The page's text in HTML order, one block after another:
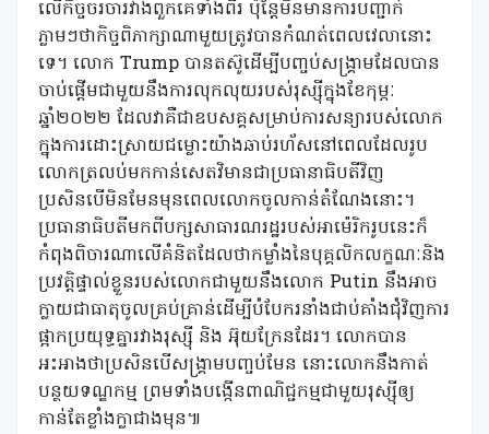
លើកិច្ចចរចារវាងពួកគេទាំងពីរ ប៉ុន្តែមិនមានការបញ្ជាក់
ភ្លាមៗថាកិច្ចពិភាក្សាណាមួយត្រូវបានកំណត់ពេលវេលានោះ
ទេ។ លោក Trump បានតស៊ូដើម្បីបញ្ចប់សង្រ្គាមដែលបាន
ចាប់ផ្តើមជាមួយនឹងការលុកលុយរបស់រុស្ស៊ីក្នុងខែកុម្ភៈ
ឆ្នាំ២០២២ ដែលវាគឺជាឧបសគ្គសម្រាប់ការសន្យារបស់លោក
ក្នុងការដោះស្រាយជម្លោះយ៉ាងឆាប់រហ័សនៅពេលដែលរូប
លោកត្រលប់មកកាន់សេតវិមានជាប្រធានាធិបតីវិញ
ប្រសិនបើមិនមែនមុនពេលលោកចូលកាន់តំណែងនោះ។
ប្រធានាធិបតីមកពីបក្សសាធារណរដ្ឋរបស់អាម៉េរិករូបនេះក៏
កំពុងពិចារណាលើគំនិតដែលថាកម្លាំងនៃបុគ្គលិកលក្ខណៈនិង
ប្រវត្តិផ្ទាល់ខ្លួនរបស់លោកជាមួយនឹងលោក Putin នឹងអាច
ក្លាយជាធាតុចូលគ្រប់គ្រាន់ដើម្បីបំបែករនាំងជាប់គាំងជុំវិញការ
ផ្អាកប្រយុទ្ធគ្នារវាងរុស្ស៊ី និង អ៊ុយក្រែនដែរ។ លោកបាន
អះអាងថាប្រសិនបើសង្រ្គាមបញ្ចប់មែន នោះលោកនឹងកាត់
បន្ថយទណ្ឌកម្ម ព្រមទាំងបង្កើនពាណិជ្ជកម្មជាមួយរុស្ស៊ីឲ្យ
កាន់តែខ្លាំងក្លាជាងមុន៕